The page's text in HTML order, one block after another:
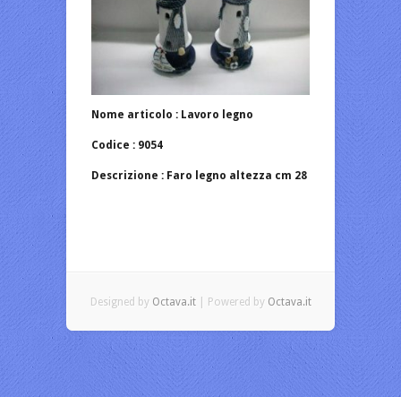
Nome articolo : Lavoro legno
Codice : 9054
Descrizione : Faro legno altezza cm 28
Designed by Octava.it| Powered by Octava.it